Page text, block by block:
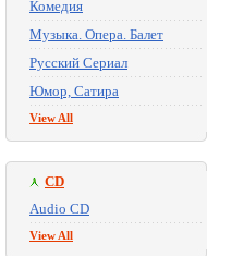
Комедия
Музыка. Опера. Балет
Русский Сериал
Юмор, Сатира
View All
CD
Audio CD
View All